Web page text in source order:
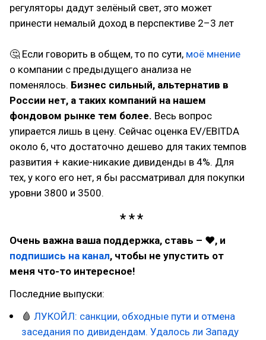
регуляторы дадут зелёный свет, это может
принести немалый доход в перспективе 2–3 лет
🤔 Если говорить в общем, то по сути, моё мнение
о компании с предыдущего анализа не
поменялось. Бизнес сильный, альтернатив в
России нет, а таких компаний на нашем
фондовом рынке тем более. Весь вопрос
упирается лишь в цену. Сейчас оценка EV/EBITDA
около 6, что достаточно дешево для таких темпов
развития + какие-никакие дивиденды в 4%. Для
тех, у кого его нет, я бы рассматривал для покупки
уровни 3800 и 3500.
Очень важна ваша поддержка, ставь – ♥, и
подпишись на канал, чтобы не упустить от
меня что-то интересное!
Последние выпуски:
🩸 ЛУКОЙЛ: санкции, обходные пути и отмена
заседания по дивидендам. Удалось ли Западу